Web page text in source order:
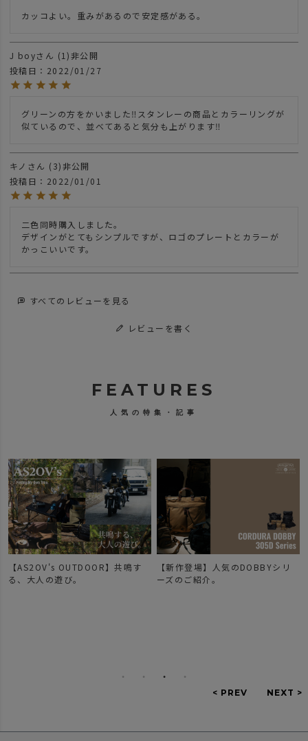
カッコよい。重みがあるので安定感がある。
J boy 1 非公開
投稿日
2022/01/27
グリーンの方をかいました‼︎スタンレーの商品とカラーリングが
似ているので、並べてあると気分も上がります‼︎
キノ 3 非公開
投稿日
2022/01/01
二色同時購入しました。
デザインがとてもシンプルですが、ロゴのプレートとカラーが
かっこいいです。
すべてのレビューを見る
レビューを書く
FEATURES
人気の特集・記事
【AS2OV's OUTDOOR】共鳴す
る、大人の遊び。
【新作登場】人気のDOBBYシリ
ーズのご紹介。